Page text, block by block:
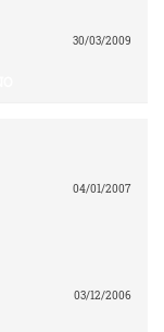
30/03/2009
04/01/2007
03/12/2006